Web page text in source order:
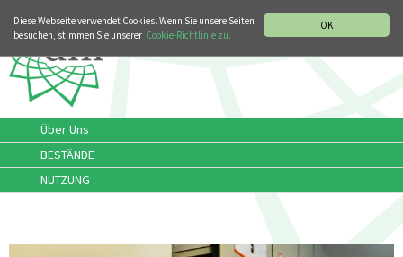
OK
Diese Webseite verwendet Cookies. Wenn Sie unsere Seiten
besuchen, stimmen Sie unserer Cookie-Richtlinie zu.
Über Uns
BESTÄNDE
NUTZUNG